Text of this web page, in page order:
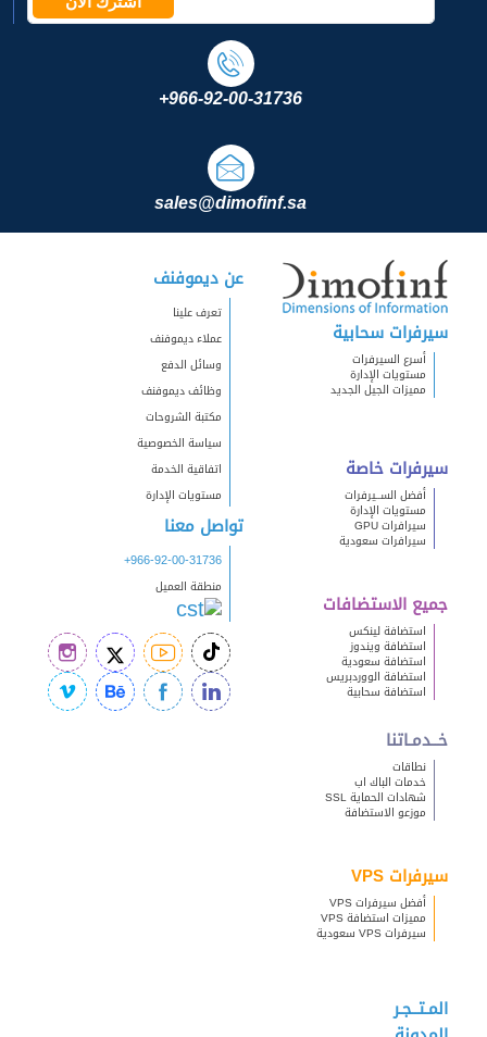
+966-92-00-31736
sales@dimofinf.sa
سيرفرات سحابية
أسرع السيرفرات
مستويات الإدارة
مميزات الجيل الجديد
سيرفرات خاصة
أفضل الســيرفرات
مستويات الإدارة
سيرافرات GPU
سيرافرات سعودية
جميع الاستضافات
استضافة لينكس
استضافة ويندوز
استضافة سعودية
استضافة الووردبريس
استضافة سحابية
خــدمـاتنا
نطاقات
خدمات الباك اب
شهادات الحماية SSL
موزعو الاستضافة
سيرفرات VPS
أفضل سيرفرات VPS
مميزات استضافة VPS
سيرفرات VPS سعودية
المـتــجـر
عن ديموفنف
تعرف علينا
عملاء ديموفنف
وسائل الدفع
وظائف ديموفنف
مكتبة الشروحات
سياسة الخصوصية
اتفاقية الخدمة
مستويات الإدارة
تواصل معنا
+966-92-00-31736
منطقة العميل